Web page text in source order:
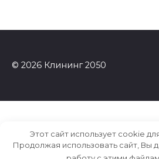
© 2026 Клининг 2050
Этот сайт использует cookie
Продолжая использовать сайт, Вы